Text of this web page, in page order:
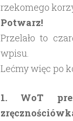
rzekomego
Potwarz!
Przelało to
wpisu.
Lećmy więc po
1. WoT